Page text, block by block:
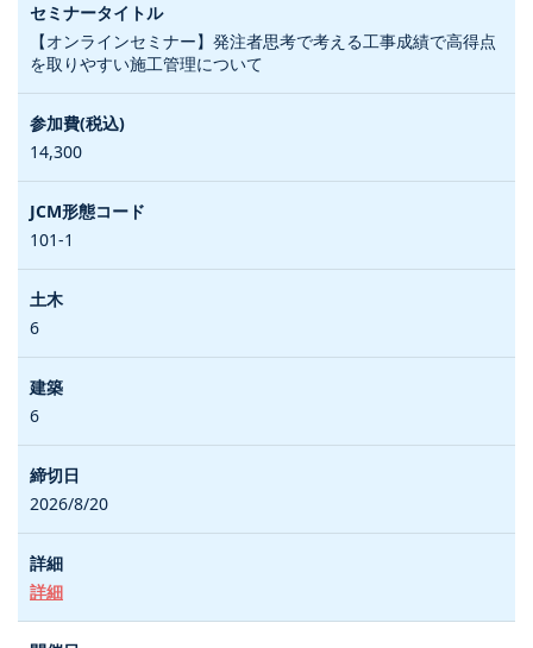
【オンラインセミナー】発注者思考で考える工事成績で高得点
を取りやすい施工管理について
14,300
101-1
6
6
2026/8/20
詳細